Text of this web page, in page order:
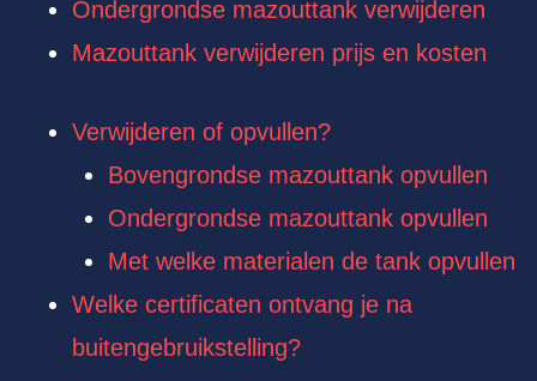
Ondergrondse mazouttank verwijderen
Mazouttank verwijderen prijs en kosten
Verwijderen of opvullen?
Bovengrondse mazouttank opvullen
Ondergrondse mazouttank opvullen
Met welke materialen de tank opvullen
Welke certificaten ontvang je na
buitengebruikstelling?